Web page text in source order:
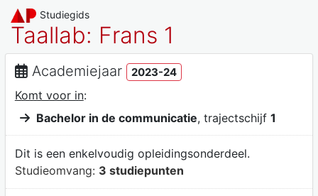
Studiegids
Taallab: Frans 1
Academiejaar 2023-24
Komt voor in:
Bachelor in de communicatie, trajectschijf 1
Dit is een enkelvoudig opleidingsonderdeel.
Studieomvang: 3 studiepunten